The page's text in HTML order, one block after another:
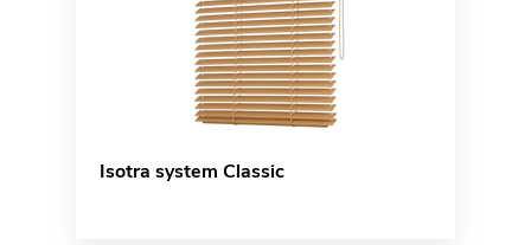
Isotra system Classic